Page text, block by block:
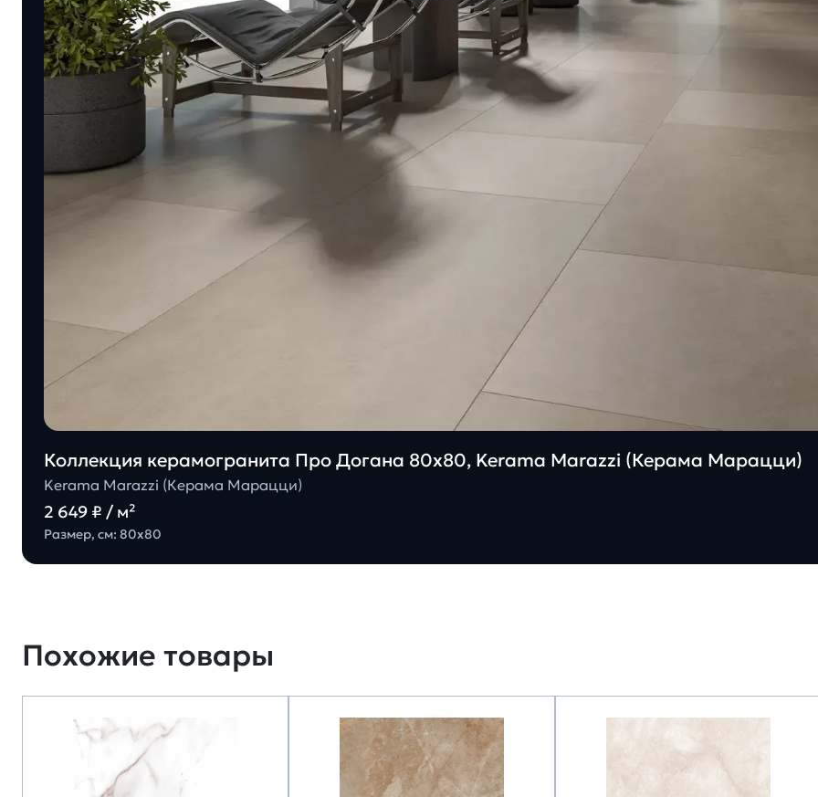
Коллекция керамогранита Про Догана 80х80, Kerama Marazzi (Керама Марацци)
Kerama Marazzi (Керама Марацци)
2 649 ₽ / м²
Размер, см: 80х80
Похожие товары